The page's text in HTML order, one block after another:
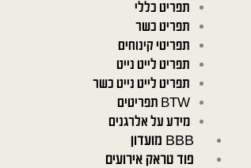
תפריט כללי
תפריט כשר
תפריטי קינוחים
תפריט לייט נייט
תפריט לייט נייט כשר
BTW תפריטים
מידע על אלרגנים
BBB מועדון
פוד טראק אירועים